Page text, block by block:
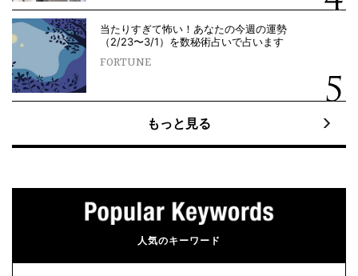
当たりすぎて怖い！あなたの今週の運勢
（2/23〜3/1）を数秘術占いで占います
FORTUNE
もっと見る
人気のキーワード